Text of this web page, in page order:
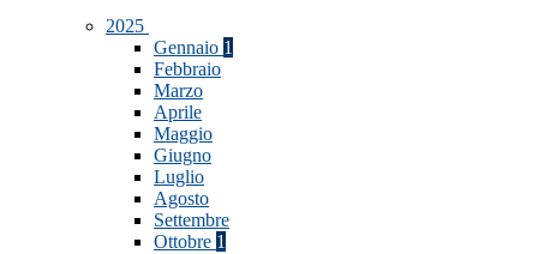
2025
Gennaio 1
Febbraio
Marzo
Aprile
Maggio
Giugno
Luglio
Agosto
Settembre
Ottobre 1